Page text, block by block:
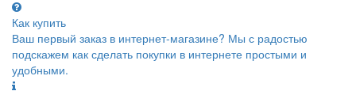
Как купить
Ваш первый заказ в интернет-магазине? Мы с радостью
подскажем как сделать покупки в интернете простыми и
удобными.